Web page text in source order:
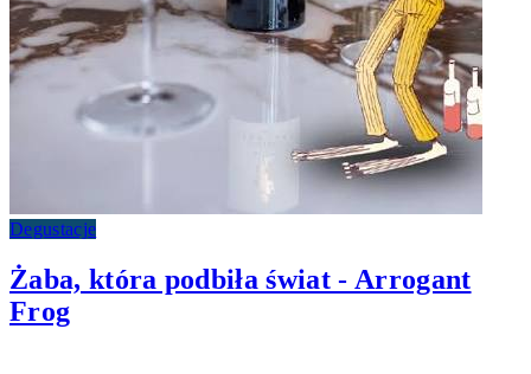
Degustacje
Żaba, która podbiła świat - Arrogant
Frog